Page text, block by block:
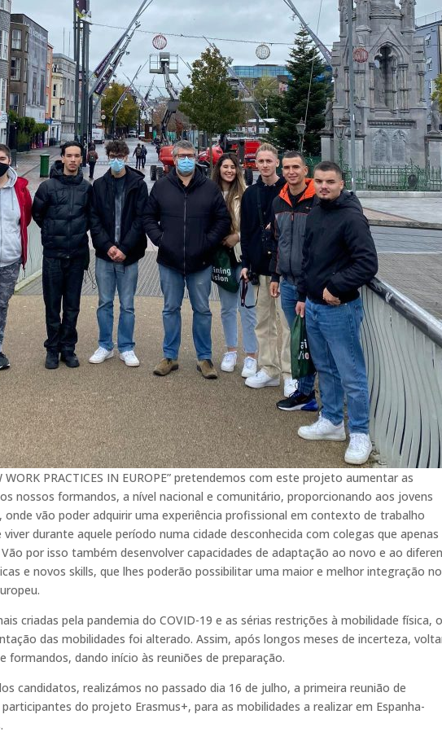
WORK PRACTICES IN EUROPE” pretendemos com este projeto aumentar as
nossos formandos, a nível nacional e comunitário, proporcionando aos jovens
vão poder adquirir uma experiência profissional em contexto de trabalho
durante aquele período numa cidade desconhecida com colegas que apenas
por isso também desenvolver capacidades de adaptação ao novo e ao
e novos skills, que lhes poderão possibilitar uma maior e melhor integração no
criadas pela pandemia do COVID-19 e as sérias restrições à mobilidade física, o
das mobilidades foi alterado. Assim, após longos meses de incerteza,
formandos, dando início às reuniões de preparação.
candidatos, realizámos no passado dia 16 de julho, a primeira reunião de
do projeto Erasmus+, para as mobilidades a realizar em Espanha-